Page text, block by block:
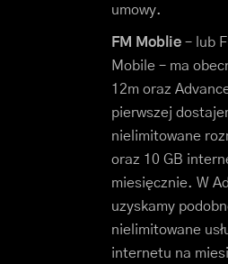
umowy.
FM Moblie – lub
Mobile – ma
12m oraz
pierwszej
nielimitowane
oraz 10 GB
miesięcznie. W
uzyskamy
nielimitowane
internetu na